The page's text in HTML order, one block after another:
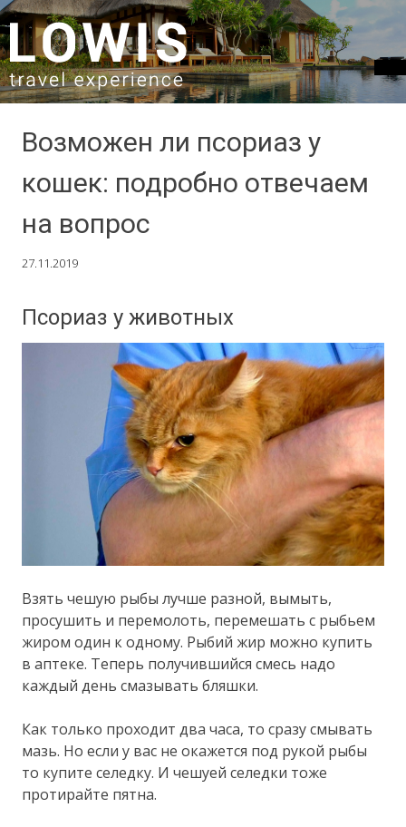
SKIP TO CONTENT
Возможен ли псориаз у
кошек: подробно отвечаем
на вопрос
27.11.2019
Псориаз у животных
Взять чешую рыбы лучше разной, вымыть,
просушить и перемолоть, перемешать с рыбьем
жиром один к одному. Рыбий жир можно купить
в аптеке. Теперь получившийся смесь надо
каждый день смазывать бляшки.
Как только проходит два часа, то сразу смывать
мазь. Но если у вас не окажется под рукой рыбы
то купите селедку. И чешуей селедки тоже
протирайте пятна.